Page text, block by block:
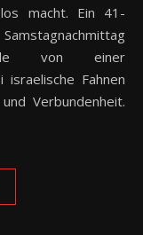
macht. Ein 41-
von einer
Fahnen
Verbundenheit.